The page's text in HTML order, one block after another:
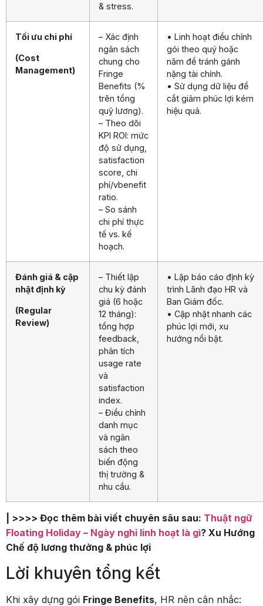
& stress.
Tối ưu chi phí
(Cost
Management)
– Xác định
ngân sách
chung cho
Fringe
Benefits (%
trên tổng
quỹ lương).
– Theo dõi
KPI ROI: mức
độ sử dụng,
satisfaction
score, chi
phí/vbenefit
ratio.
– So sánh
chi phí thực
tế vs. kế
hoạch.
• Linh hoạt điều chỉnh
gói theo quý hoặc
năm để tránh gánh
nặng tài chính.
• Sử dụng dữ liệu để
cắt giảm phúc lợi kém
hiệu quả.
Đánh giá & cập
nhật định kỳ
(Regular
Review)
– Thiết lập
chu kỳ đánh
giá (6 hoặc
12 tháng):
tổng hợp
feedback,
phân tích
usage rate
và
satisfaction
index.
– Điều chỉnh
danh mục
và ngân
sách theo
biến động
thị trường &
nhu cầu.
• Lập báo cáo định kỳ
trình Lãnh đạo HR và
Ban Giám đốc.
• Cập nhật nhanh các
phúc lợi mới, xu
hướng nổi bật.
| >>>> Đọc thêm bài viết chuyên sâu sau: Thuật ngữ
Floating Holiday – Ngày nghỉ linh hoạt là gì? Xu Hướng
Chế độ lương thưởng & phúc lợi
Lời khuyên tổng kết
Khi xây dựng gói Fringe Benefits, HR nên cân nhắc: